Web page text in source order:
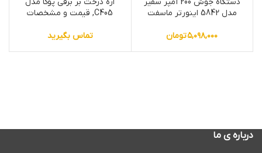
مدل 5842 اینورتر ماسفت
۵,۰۹۸,۰۰۰تومان
C405, قیمت و مشخصات
تماس بگیرید
درباره ی ما